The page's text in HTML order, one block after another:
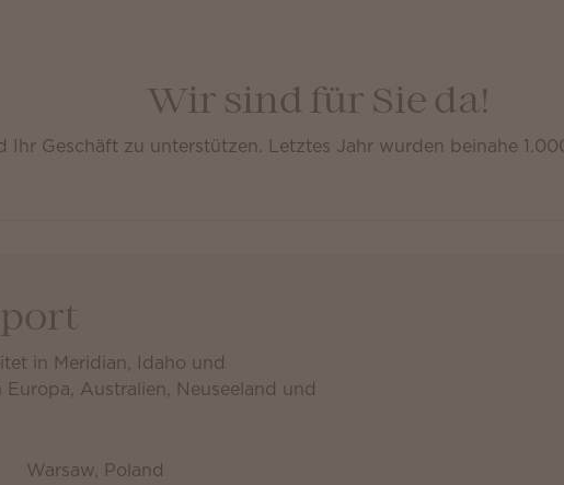
Wir sind für Sie da!
Ihr Geschäft zu unterstützen. Letztes Jahr wurden beinahe
in Meridian, Idaho und
Australien, Neuseeland und
Warsaw, Poland